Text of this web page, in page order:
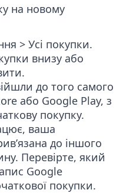
на новому
> Усі покупки.
внизу або
до того самого
або Google Play, з
покупку.
ваша
до іншого
Перевірте, який
Google
покупки.